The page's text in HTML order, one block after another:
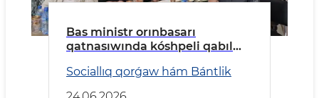
Bas ministr orınbasarı
qatnasıwında kóshpeli qabıl
Sociallıq qorǵaw hám Bántlik